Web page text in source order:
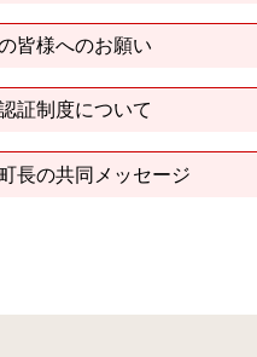
皆様へのお願い
証制度について
長の共同メッセージ